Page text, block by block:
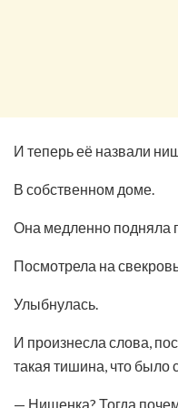
И теперь её назвали
В собственном доме.
Она медленно подняла
Посмотрела на
Улыбнулась.
И произнесла слова,
такая тишина, что было
— Нищенка? Тогда